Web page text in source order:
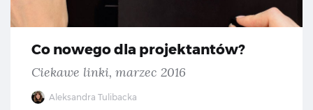
Co nowego dla projektantów?
Ciekawe linki, marzec 2016
Aleksandra Tulibacka